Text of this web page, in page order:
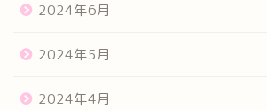
2024年6月
2024年5月
2024年4月